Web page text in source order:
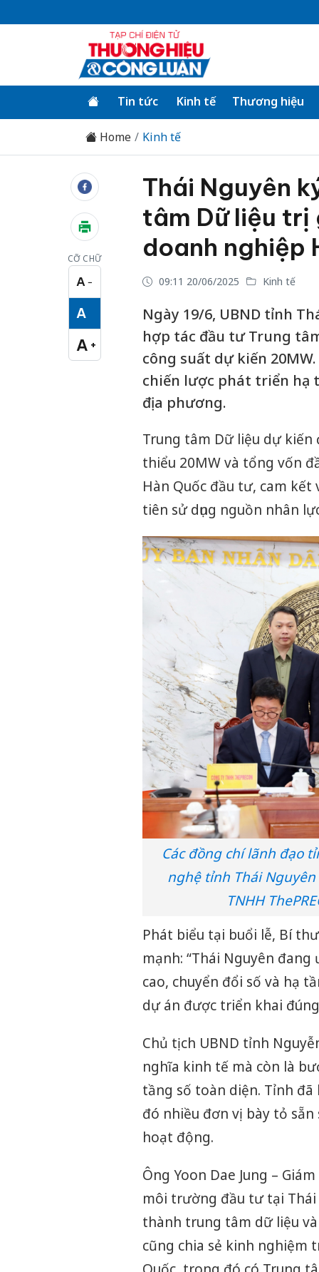
Tin tức Kinh tế Thương hiệu
Home Kinh tế
CỠ CHỮ
A −
Cỡ chữ nhỏ
A
Cỡ chữ vừa
A +
Cỡ chữ lớn
Thái Nguyên
tâm Dữ liệu trị
doanh nghiệp
09:11 20/06/2025 Kinh tế
Ngày 19/6, UBND tỉnh
hợp tác đầu tư Trung
công suất dự kiến
chiến lược phát triển hạ
địa phương.
Trung tâm Dữ liệu dự
thiểu 20MW và tổng vốn
Hàn Quốc đầu tư, cam
tiên sử dụng nguồn nhân
Các đồng chí lãnh đạo
nghệ tỉnh Thái Nguyên
TNHH
Phát biểu tại buổi lễ, Bí
mạnh: “Thái Nguyên
cao, chuyển đổi số và hạ
dự án được triển khai
Chủ tịch UBND tỉnh
nghĩa kinh tế mà còn là
tầng số toàn diện. Tỉnh
đó nhiều đơn vị bày tỏ sẵn
hoạt động.
Ông Yoon Dae Jung –
môi trường đầu tư tại
thành trung tâm dữ liệu
cũng chia sẻ kinh nghiệm